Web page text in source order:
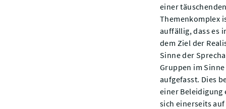
einer
Themenkomplex
auffällig, dass es
dem Ziel der
Sinne der
Gruppen im
aufgefasst. Dies
einer
sich einerseits